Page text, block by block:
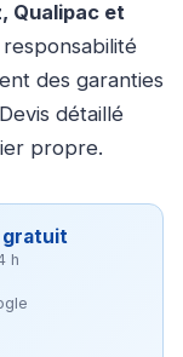
Qualipac et
des garanties
détaillé
propre.
gratuit
h